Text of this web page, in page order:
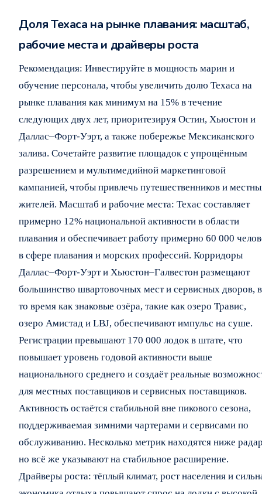
Доля Техаса на рынке плавания: масштаб,
рабочие места и драйверы роста
Рекомендация: Инвестируйте в мощность марин и
обучение персонала, чтобы увеличить долю Техаса на
рынке плавания как минимум на 15% в течение
следующих двух лет, приоритезируя Остин, Хьюстон и
Даллас–Форт-Уэрт, а также побережье Мексиканского
залива. Сочетайте развитие площадок с упрощённым
разрешением и мультимедийной маркетинговой
кампанией, чтобы привлечь путешественников и
жителей. Масштаб и рабочие места: Техас составляет
примерно 12% национальной активности в области
плавания и обеспечивает работу примерно 60 000
в сфере плавания и морских профессий. Корридоры
Даллас–Форт-Уэрт и Хьюстон–Галвестон размещают
большинство швартовочных мест и сервисных дворов, в
то время как знаковые озёра, такие как озеро Травис,
озеро Амистад и LBJ, обеспечивают импульс на суше.
Регистрации превышают 170 000 лодок в штате, что
повышает уровень годовой активности выше
национального среднего и создаёт реальные
для местных поставщиков и сервисных поставщиков.
Активность остаётся стабильной вне пикового сезона,
поддерживаемая зимними чартерами и сервисами по
обслуживанию. Несколько метрик находятся ниже
но всё же указывают на стабильное расширение.
Драйверы роста: тёплый климат, рост населения и